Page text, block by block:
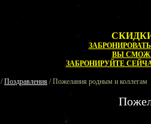
ВЫ
ЗАБРОНИРУЙТЕ
/Поздравления / Пожелания родным и коллегам